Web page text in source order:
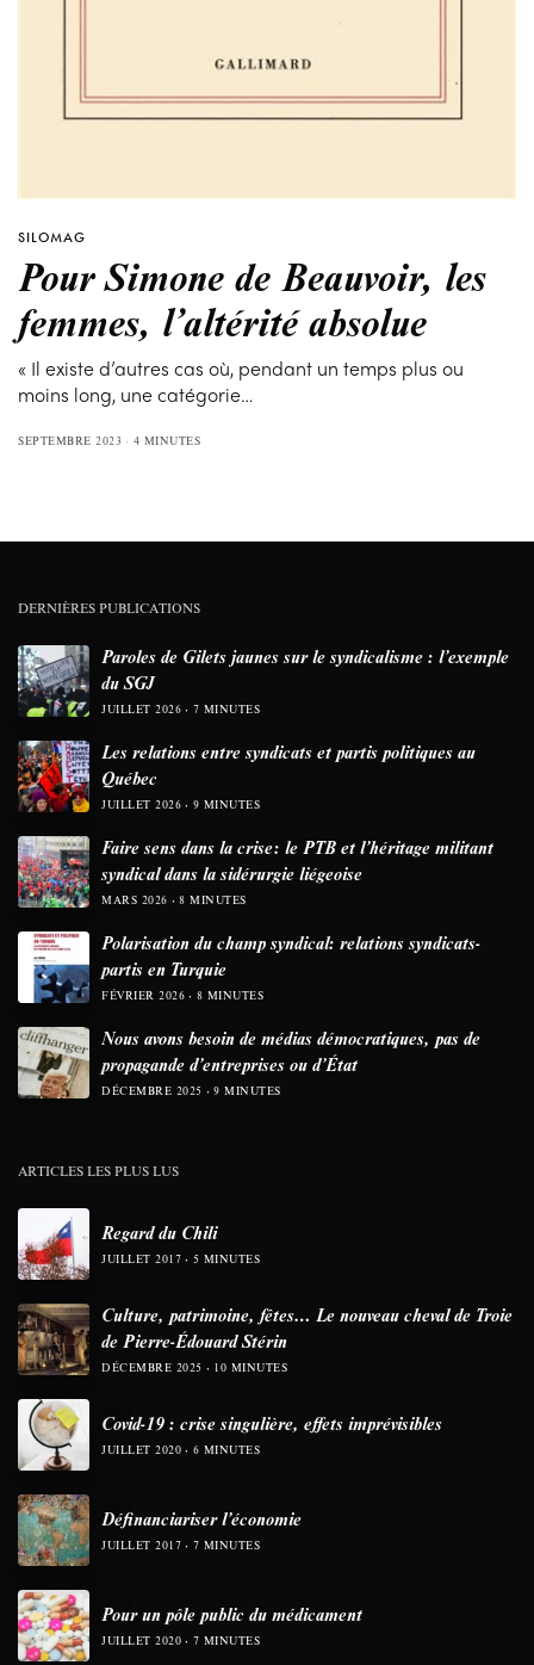
SILOMAG
Pour Simone de Beauvoir, les
femmes, l’altérité absolue
« Il existe d’autres cas où, pendant un temps plus ou
moins long, une catégorie…
SEPTEMBRE 2023 4 MINUTES
DERNIÈRES PUBLICATIONS
Paroles de Gilets jaunes sur le syndicalisme : l’exemple
du SGJ
JUILLET 2026 7 MINUTES
Les relations entre syndicats et partis politiques au
Québec
JUILLET 2026 9 MINUTES
Faire sens dans la crise: le PTB et l’héritage militant
syndical dans la sidérurgie liégeoise
MARS 2026 8 MINUTES
Polarisation du champ syndical: relations syndicats-
partis en Turquie
FÉVRIER 2026 8 MINUTES
Nous avons besoin de médias démocratiques, pas de
propagande d’entreprises ou d’État
DÉCEMBRE 2025 9 MINUTES
ARTICLES LES PLUS LUS
Regard du Chili
JUILLET 2017 5 MINUTES
Culture, patrimoine, fêtes… Le nouveau cheval de Troie
de Pierre-Édouard Stérin
DÉCEMBRE 2025 10 MINUTES
Covid-19 : crise singulière, effets imprévisibles
JUILLET 2020 6 MINUTES
Définanciariser l’économie
JUILLET 2017 7 MINUTES
Pour un pôle public du médicament
JUILLET 2020 7 MINUTES